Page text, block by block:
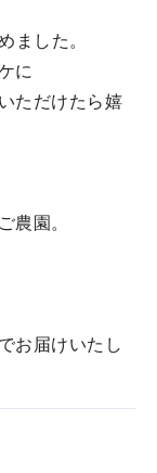
ました。
に
ただけたら嬉
農園。
お届けいたし